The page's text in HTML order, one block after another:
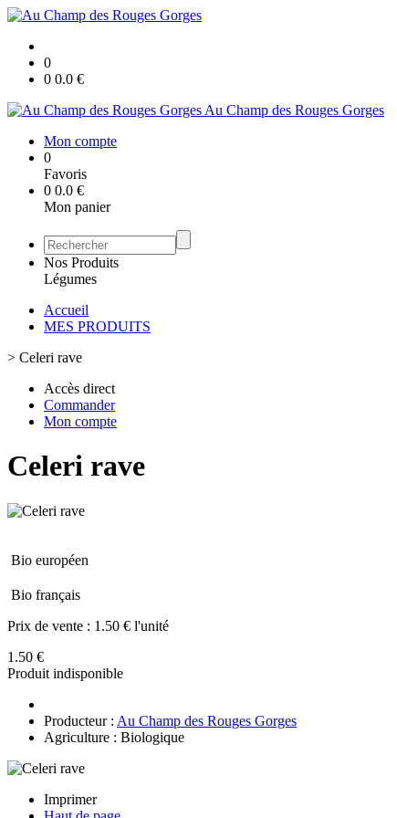
0
0 0.0 €
Au Champ des Rouges Gorges
Mon compte
0
Favoris
0 0.0 €
Mon panier
Nos Produits
Légumes
Accueil
MES PRODUITS
> Celeri rave
Accès direct
Commander
Mon compte
Celeri rave
Bio européen
Bio français
Prix de vente : 1.50 € l'unité
1.50 €
Produit indisponible
Producteur : Au Champ des Rouges Gorges
Agriculture : Biologique
Imprimer